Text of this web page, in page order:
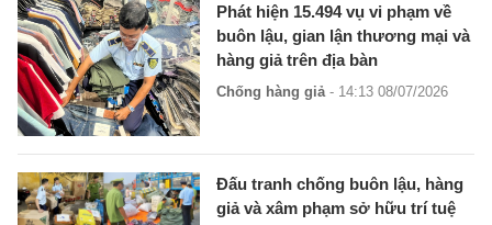
Phát hiện 15.494 vụ vi phạm về
buôn lậu, gian lận thương mại và
hàng giả trên địa bàn
Chống hàng giả - 14:13 08/07/2026
Đấu tranh chống buôn lậu, hàng
giả và xâm phạm sở hữu trí tuệ